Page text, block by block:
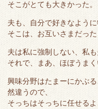
そこがとても大きかった。
夫も、自分で好きなよう
そこは、お互いさまだった
夫は私に強制しない、私も
それで、まあ、ほぼうまく
興味分野はたまーにかぶ
然違うので、
そっちはそっちに任せる